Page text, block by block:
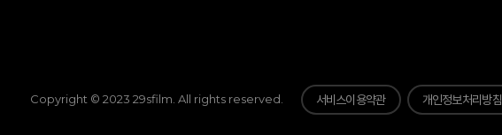
Copyright © 2023 29sfilm. All rights reserved. 서비스이용약관 개인정보처리방침